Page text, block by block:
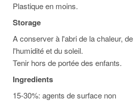
Plastique en moins.
Storage
A conserver à l'abri de la chaleur, de
l'humidité et du soleil.
Tenir hors de portée des enfants.
Ingredients
15-30%: agents de surface non